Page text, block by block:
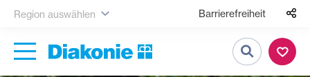
Region auswählen Barrierefreiheit
Suche